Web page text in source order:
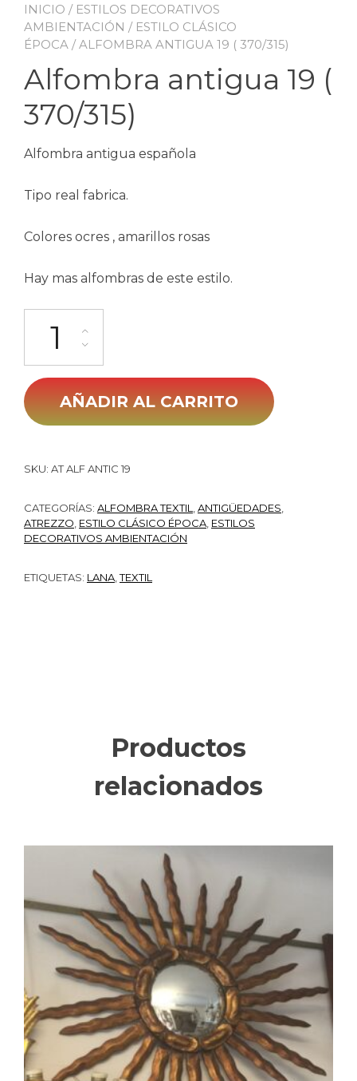
INICIO / ESTILOS DECORATIVOS
AMBIENTACIÓN / ESTILO CLÁSICO
ÉPOCA / ALFOMBRA ANTIGUA 19 ( 370/315)
Alfombra antigua 19 (
370/315)
Alfombra antigua española
Tipo real fabrica.
Colores ocres , amarillos rosas
Hay mas alfombras de este estilo.
AÑADIR AL CARRITO
SKU: AT ALF ANTIC 19
CATEGORÍAS: ALFOMBRA TEXTIL ANTIGÜEDADES
ATREZZO ESTILO CLÁSICO ÉPOCA ESTILOS
DECORATIVOS AMBIENTACIÓN
ETIQUETAS: LANA ,TEXTIL
Productos
relacionados